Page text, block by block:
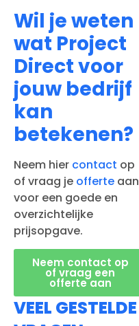
Wil je weten
wat Project
Direct voor
jouw bedrijf
kan
betekenen?
Neem hier contact op
of vraag je offerte aan
voor een goede en
overzichtelijke
prijsopgave.
Neem contact op
of vraag een
offerte aan
VEEL GESTELDE